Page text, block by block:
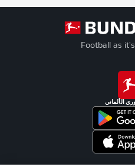
Football as
الألماني